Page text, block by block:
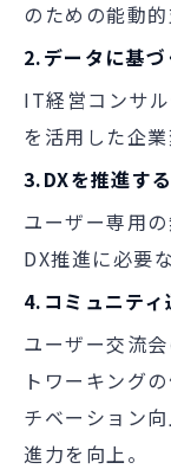
のための能動的
2.データに基
IT経営コンサ
を活用した企業
3.DXを推進す
ユーザー専用
DX推進に必要
4.コミュニテ
ユーザー交流
トワーキング
チベーション
進力を向上。